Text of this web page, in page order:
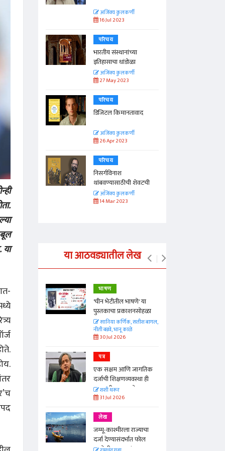
अजिंक्य कुलकर्णी
16 Jul 2023
परिचय
भारतीय संस्थानांच्या
इतिहासाचा धांडोळा
अजिंक्य कुलकर्णी
27 May 2023
परिचय
डिजिटल किमानतावाद
अजिंक्य कुलकर्णी
26 Apr 2023
परिचय
निसर्गविनाश
थांबवण्यासाठीची शेवटची
हाक!अजिंक्य कुलकर्णी
14 Mar 2023
या आठवड्यातील लेख
जपणारी
मान्यवर
भाषण
'चीन भेटीतील भाषणे' या
पुस्तकाचा प्रकाशनसोहळा
सानिया कर्णिक, सतीश बागल,
नीती बडवे, भानू काळे
30 Jul 2026
पत्र
एक सक्षम आणि जागतिक
दर्जाची शिक्षणव्यवस्था ही
काळाची गरज आहे
शशी थरूर
31 Jul 2026
लेख
जम्मू-काश्मीरला राज्याचा
दर्जा देण्यासंदर्भात फोल